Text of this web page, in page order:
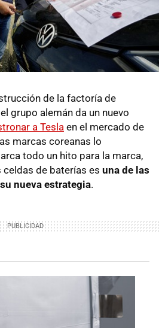
de la factoría de
grupo alemán da un nuevo
a Tesla en el mercado de
marcas coreanas lo
todo un hito para la marca,
celdas de baterías es una de las
nueva estrategia.